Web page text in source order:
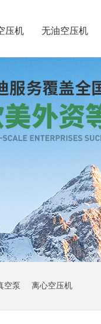
压机 无油空压机
空泵 离心空压机